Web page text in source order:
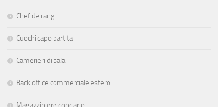
Chef de rang
Cuochi capo partita
Camerieri di sala
Back office commerciale estero
Magazziniere conciario